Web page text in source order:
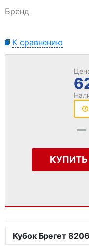
Бренд
К сравнению
-
КУПИТЬ
Кубок Брегет 8206